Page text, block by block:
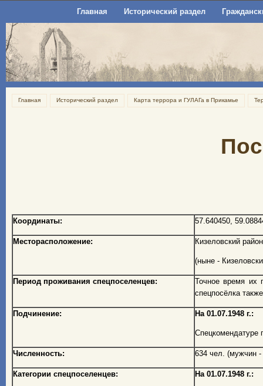
Главная Исторический раздел
Главная Исторический раздел Карта террора и ГУЛАГа в Прикамье
Координаты: 57.640450,
Месторасположение: Кизеловский
(ныне -
Период проживания спецпоселенцев:
Точное время их
спецпосёлка
Подчинение: На 01.07.1948 г.:
Спецкомендатуре
Численность: 634 чел. (мужчин -
Категории спецпоселенцев: На 01.07.1948 г.: